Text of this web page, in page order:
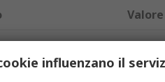
Valore
RS PRO
influenzano il